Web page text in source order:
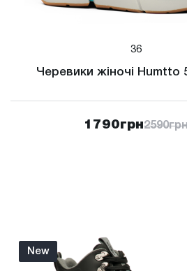
36
Черевики жіночі Humtto
1790грн2590
New